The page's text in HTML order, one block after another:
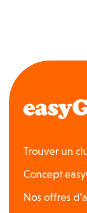
Trouver un
Concept
Nos offres